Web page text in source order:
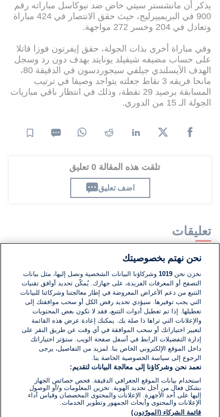
يذكر أن مانشستر سيتي خاض ضد نيوكاسل مباراته رقم
900 في البريمييرليج، حيث حقق الانتصار في 424 مباراة
وتعادل في 204 وخسر 272 مواجهة.
وفي مباراة أخرى بذات الجولة، حقق إيفرتون فوزا قاتلا
على حساب مضيفه شيفيلد يونايتد بهدف دون رد وسجل
الهدف الآيسلندي جيلفي سيجوردسون في الدقيقة 80،
مانحا فريقه 3 نقاط جعلته يتواجد وصيفا في ترتيب
المسابقة برصيد 29 نقطة، وذلك في انتظار باقي مباريات
الجولة الـ 15 من الدوري.
تلقت هذه المقالة 0 تعليق
اضف تعليق
تعليقات
لا توجد تعليقات مكتوبة حتى الآن. كن الأول!
اكتب تعليقًا جديدًا ...
نحن نهتم بخصوصيتك
نخزن نحن1019 وشركاؤنا البيانات الشخصية ونصل إليها، مثل بيانات
التصفح أو المعرفات الفريدة، على جهازك. يُمكّن تحديد أوافق تقنيات
التتبع من دعم الأغراض المعروضة في إطار معالجتنا وشركائنا للبيانات
التي يجب توفيرها. سيؤدي تحديد رفض الكل أو سحب موافقتك إلى
تعطيلها. إذا تم تعطيل أدوات التتبع، فقد لا تكون بعض المحتويات
والإعلانات التي تراها ذا صلة بك. يمكنك إعادة عرض هذه القائمة
لتغيير اختياراتك أو سحب الموافقة في أي وقت عن طريق النقر على
إدارة التفضيلات الرابط في أسفل صفحة الويب. ستؤثر اختياراتك
داخل الموقع الإلكتروني الخاص بنا. لمزيد من التفاصيل، يرجى
الرجوع إلى سياسة الخصوصية الخاصة بنا.
نعمد نحن وشركاؤنا إلى معالجة البيانات لتقديم:
استخدام بيانات الموقع الجغرافي الدقيقة. فحص خصائص الجهاز
بشكل فعال من أجل تحديد الهوية. تخزين المعلومات و/أو الوصول
إليها على أحد الأجهزة. الإعلانات والمحتوى المخصصان وقياس أداء
الإعلانات والمحتوى وأبحاث الجمهور وتطوير الخدمات.
قائمة الشركاء (المورّدون)